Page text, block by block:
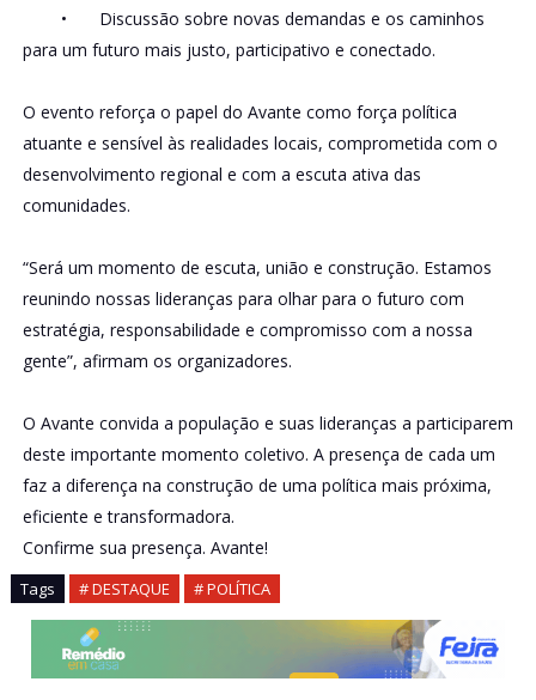
•
Discussão sobre novas demandas e os caminhos
para um futuro mais justo, participativo e conectado.
O evento reforça o papel do Avante como força política
atuante e sensível às realidades locais, comprometida com o
desenvolvimento regional e com a escuta ativa das
comunidades.
“Será um momento de escuta, união e construção. Estamos
reunindo nossas lideranças para olhar para o futuro com
estratégia, responsabilidade e compromisso com a nossa
gente”, afirmam os organizadores.
O Avante convida a população e suas lideranças a participarem
deste importante momento coletivo. A presença de cada um
faz a diferença na construção de uma política mais próxima,
eficiente e transformadora.
Confirme sua presença. Avante!
Tags # DESTAQUE # POLÍTICA